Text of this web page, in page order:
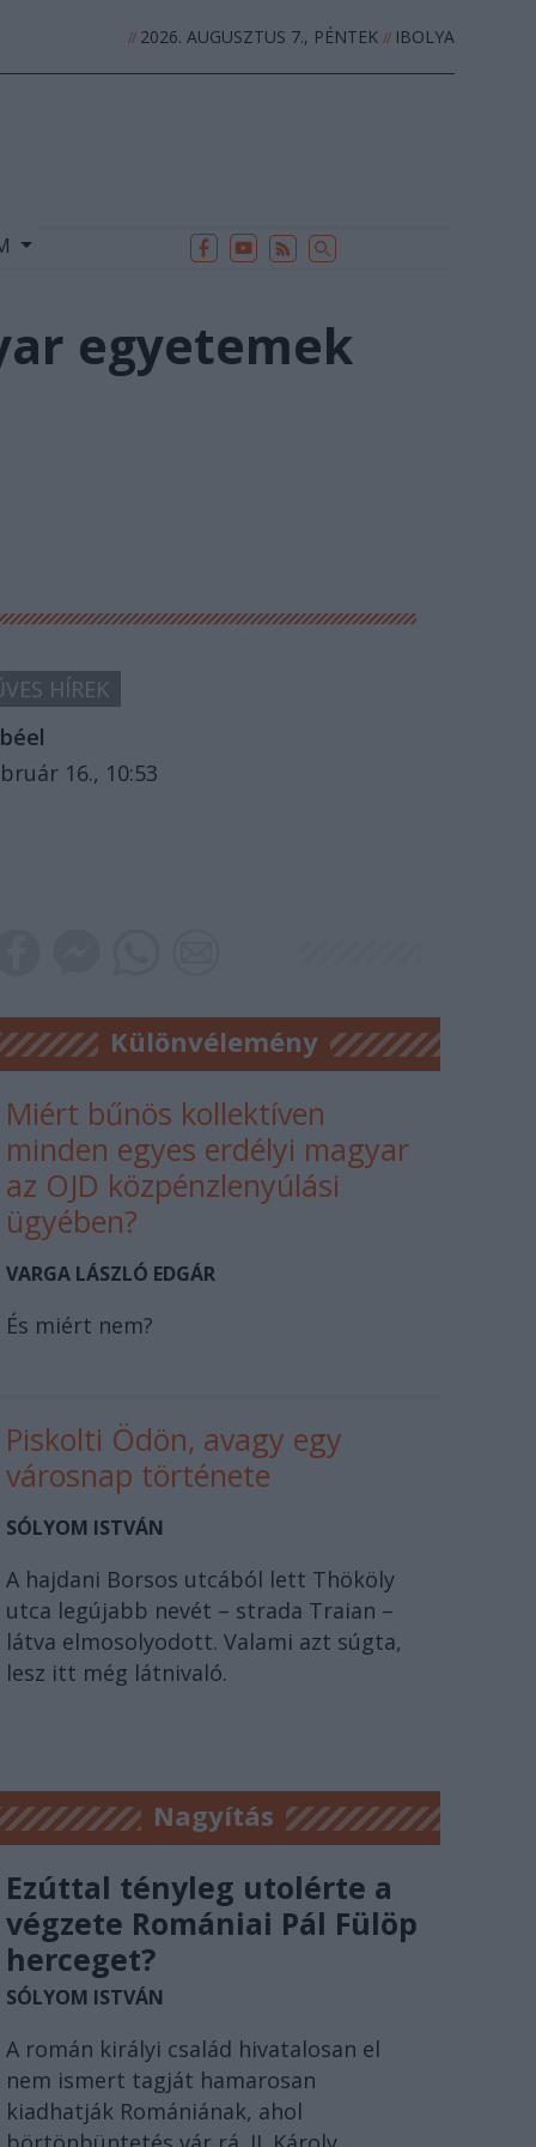
//2026. AUGUSZTUS 7., PÉNTEK //IBOLYA
ARCHÍVUM
egyetemek
HÍREK
béel
16., 10:53
Különvélemény
Miért bűnös kollektíven
minden egyes erdélyi magyar
az OJD közpénzlenyúlási
ügyében?
VARGA LÁSZLÓ EDGÁR
És miért nem?
Piskolti Ödön, avagy egy
városnap története
SÓLYOM ISTVÁN
A hajdani Borsos utcából lett Thököly
utca legújabb nevét – strada Traian –
látva elmosolyodott. Valami azt súgta,
lesz itt még látnivaló.
Nagyítás
Ezúttal tényleg utolérte a
végzete Romániai Pál Fülöp
herceget?
SÓLYOM ISTVÁN
A román királyi család hivatalosan el
nem ismert tagját hamarosan
kiadhatják Romániának, ahol